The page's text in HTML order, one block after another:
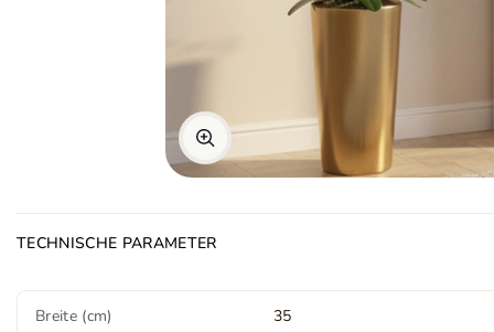
TECHNISCHE PARAMETER
Breite (cm) 35